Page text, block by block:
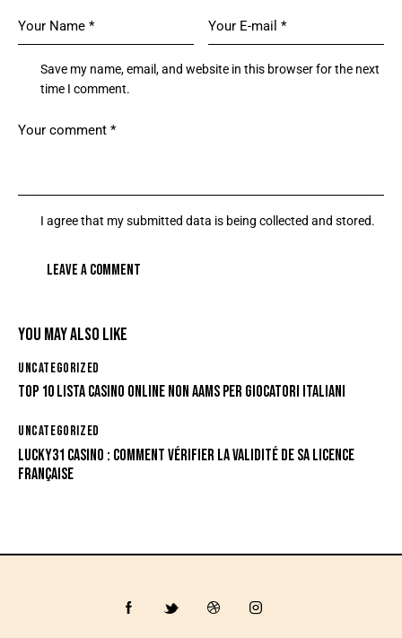
Save my name, email, and website in this browser for the next
time I comment.
I agree that my submitted data is being collected and stored.
YOU MAY ALSO LIKE
UNCATEGORIZED
TOP 10 LISTA CASINO ONLINE NON AAMS PER GIOCATORI ITALIANI
UNCATEGORIZED
LUCKY31 CASINO : COMMENT VÉRIFIER LA VALIDITÉ DE SA LICENCE
FRANÇAISE